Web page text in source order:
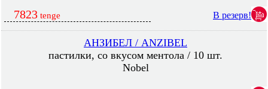
7823 tenge В резерв!
АНЗИБЕЛ / ANZIBEL
пастилки, со вкусом ментола / 10 шт.
Nobel